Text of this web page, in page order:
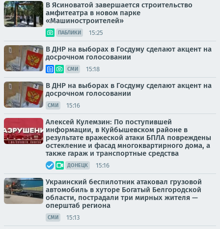
В Ясиноватой завершается строительство
амфитеатра в новом парке
«Машиностроителей»
ПАБЛИКИ 15:25
В ДНР на выборах в Госдуму сделают акцент на
досрочном голосовании
СМИ 15:18
В ДНР на выборах в Госдуму сделают акцент на
досрочном голосовании
СМИ 15:16
Алексей Кулемзин: По поступившей
информации, в Куйбышевском районе в
результате вражеской атаки БПЛА повреждены
остекление и фасад многоквартирного дома, а
также гараж и транспортные средства
ДОНЕЦК 15:16
Украинский беспилотник атаковал грузовой
автомобиль в хуторе Богатый Белгородской
области, пострадали три мирных жителя —
оперштаб региона
СМИ 15:13